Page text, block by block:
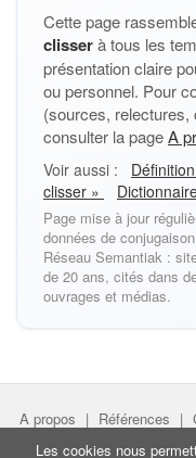
Cette page
clisserà tous les
présentation claire
ou personnel. Pour
(sources,
consulter la pageA
Voir aussi :
clisser »
Page mise à jour
données de
Réseau Semantiak :
de 20 ans, cités dans
ouvrages et médias.
A propos | Références |
Faire
Les cookies nous